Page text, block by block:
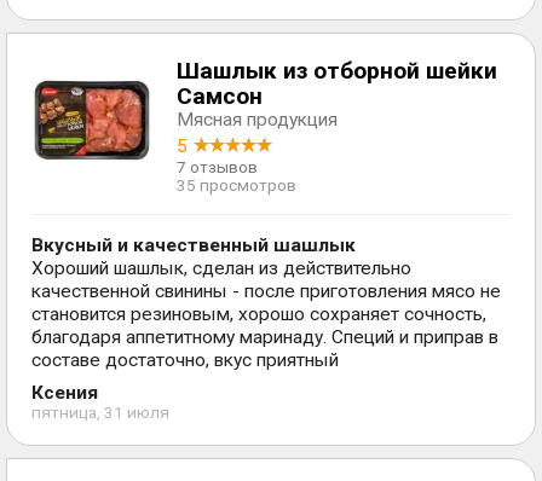
Шашлык из отборной шейки
Самсон
Мясная продукция
5
7 отзывов
35 просмотров
Вкусный и качественный шашлык
Хороший шашлык, сделан из действительно
качественной свинины - после приготовления мясо не
становится резиновым, хорошо сохраняет сочность,
благодаря аппетитному маринаду. Специй и приправ в
составе достаточно, вкус приятный
Ксения
пятница, 31 июля